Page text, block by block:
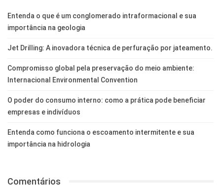
Entenda o que é um conglomerado intraformacional e sua
importância na geologia
Jet Drilling: A inovadora técnica de perfuração por jateamento.
Compromisso global pela preservação do meio ambiente:
Internacional Environmental Convention
O poder do consumo interno: como a prática pode beneficiar
empresas e indivíduos
Entenda como funciona o escoamento intermitente e sua
importância na hidrologia
Comentários